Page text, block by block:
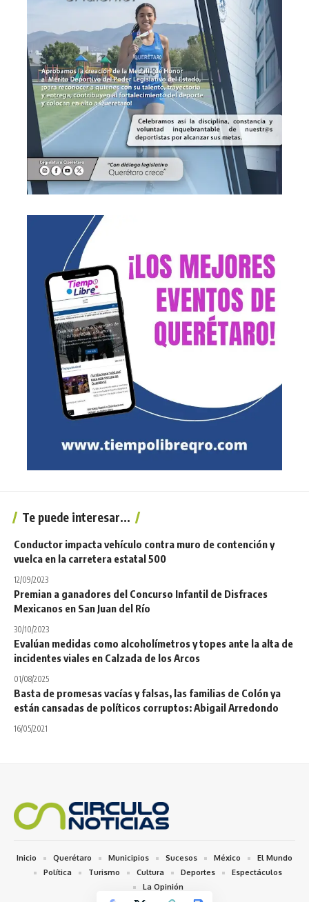
Te puede interesar...
Conductor impacta vehículo contra muro de contención y
vuelca en la carretera estatal 500
12/09/2023
Premian a ganadores del Concurso Infantil de Disfraces
Mexicanos en San Juan del Río
30/10/2023
Evalúan medidas como alcoholímetros y topes ante la alta de
incidentes viales en Calzada de los Arcos
01/08/2025
Basta de promesas vacías y falsas, las familias de Colón ya
están cansadas de políticos corruptos: Abigail Arredondo
16/05/2021
Inicio Querétaro Municipios Sucesos México
El Mundo
Política
Turismo Cultura Deportes
Espectáculos
La Opinión